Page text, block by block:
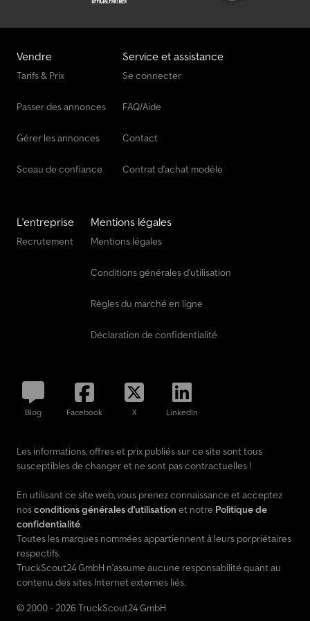
Vendre
Tarifs & Prix
Passer des annonces
Gérer les annonces
Sceau de confiance
Service et assistance
Se connecter
FAQ/Aide
Contact
Contrat d'achat modèle
L'entreprise
Recrutement
Mentions légales
Mentions légales
Conditions générales d'utilisation
Règles du marché en ligne
Déclaration de confidentialité
Blog Facebook X LinkedIn
Les informations, offres et prix publiés sur ce site sont tous
susceptibles de changer et ne sont pas contractuelles !
En utilisant ce site web, vous prenez connaissance et acceptez
nosconditions générales d'utilisation et notre Politique de
confidentialité.
Toutes les marques nommées appartiennent à leurs porpriétaires
respectifs.
TruckScout24 GmbH n'assume aucune responsabilité quant au
contenu des sites Internet externes liés.
© 2000 - 2026 TruckScout24 GmbH